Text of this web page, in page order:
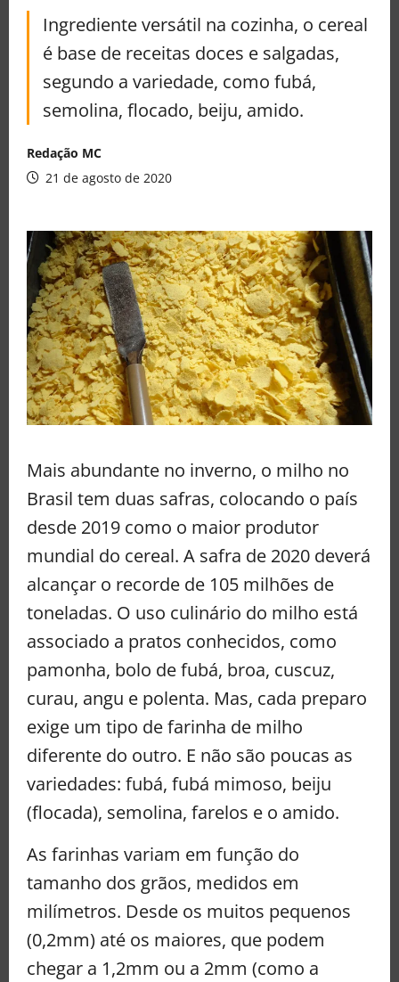
Ingrediente versátil na cozinha, o cereal
é base de receitas doces e salgadas,
segundo a variedade, como fubá,
semolina, flocado, beiju, amido.
Redação MC
21 de agosto de 2020
Mais abundante no inverno, o milho no
Brasil tem duas safras, colocando o país
desde 2019 como o maior produtor
mundial do cereal. A safra de 2020 deverá
alcançar o recorde de 105 milhões de
toneladas. O uso culinário do milho está
associado a pratos conhecidos, como
pamonha, bolo de fubá, broa, cuscuz,
curau, angu e polenta. Mas, cada preparo
exige um tipo de farinha de milho
diferente do outro. E não são poucas as
variedades: fubá, fubá mimoso, beiju
(flocada), semolina, farelos e o amido.
As farinhas variam em função do
tamanho dos grãos, medidos em
milímetros. Desde os muitos pequenos
(0,2mm) até os maiores, que podem
chegar a 1,2mm ou a 2mm (como a